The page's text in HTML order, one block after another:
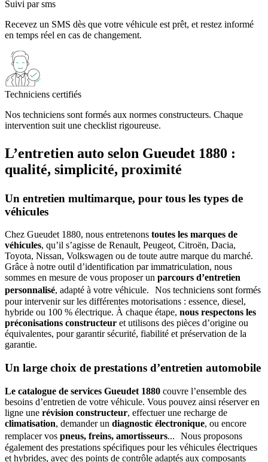
Suivi par sms
Recevez un SMS dès que votre véhicule est prêt, et restez informé
en temps réel en cas de changement.
Techniciens certifiés
Nos techniciens sont formés aux normes constructeurs. Chaque
intervention suit une checklist rigoureuse.
L’entretien auto selon Gueudet 1880 :
qualité, simplicité, proximité
Un entretien multimarque, pour tous les types de
véhicules
Chez Gueudet 1880, nous entretenons toutes les marques de
véhicules, qu’il s’agisse de Renault, Peugeot, Citroën, Dacia,
Toyota, Nissan, Volkswagen ou de toute autre marque du marché.
Grâce à notre outil d’identification par immatriculation, nous
sommes en mesure de vous proposer un parcours d’entretien
personnalisé, adapté à votre véhicule. Nos techniciens sont formés
pour intervenir sur les différentes motorisations : essence, diesel,
hybride ou 100 % électrique. À chaque étape, nous respectons les
préconisations constructeur et utilisons des pièces d’origine ou
équivalentes, pour garantir sécurité, fiabilité et préservation de la
garantie.
Un large choix de prestations d’entretien automobile
Le catalogue de services Gueudet 1880 couvre l’ensemble des
besoins d’entretien de votre véhicule. Vous pouvez ainsi réserver en
ligne une révision constructeur, effectuer une recharge de
climatisation, demander un diagnostic électronique, ou encore
remplacer vos pneus, freins, amortisseurs... Nous proposons
également des prestations spécifiques pour les véhicules électriques
et hybrides, avec des points de contrôle adaptés aux composants